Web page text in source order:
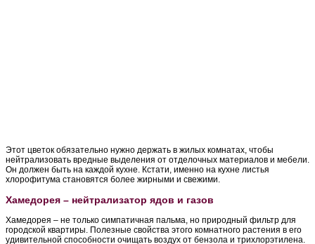
Этот цветок обязательно нужно держать в жилых комнатах, чтобы
нейтрализовать вредные выделения от отделочных материалов и мебели.
Он должен быть на каждой кухне. Кстати, именно на кухне листья
хлорофитума становятся более жирными и свежими.
Хамедорея – нейтрализатор ядов и газов
Хамедорея – не только симпатичная пальма, но природный фильтр для
городской квартиры. Полезные свойства этого комнатного растения в его
удивительной способности очищать воздух от бензола и трихлорэтилена.